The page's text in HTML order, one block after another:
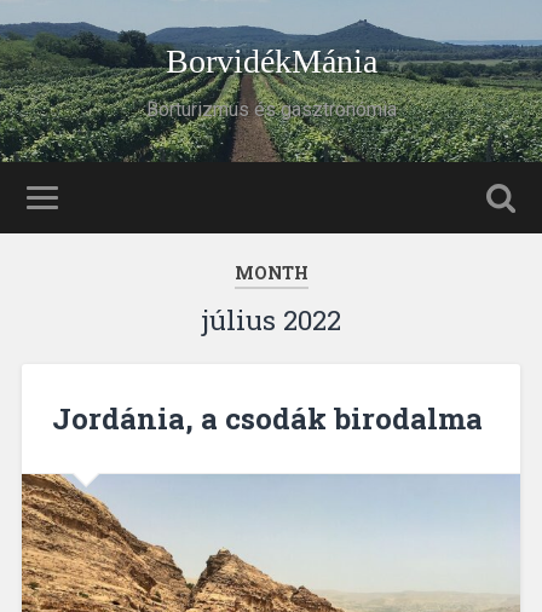
BorvidékMánia
Borturizmus és gasztronómia
MONTH
július 2022
Jordánia, a csodák birodalma